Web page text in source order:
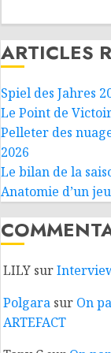
ARTICLES
Spiel des Jahres
Le Point de
Pelleter des
2026
Le bilan de la
Anatomie d’un
LILYsur
Polgarasur On
ARTEFACT